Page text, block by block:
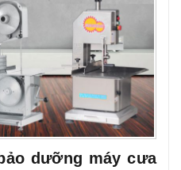
dưỡng máy cưa